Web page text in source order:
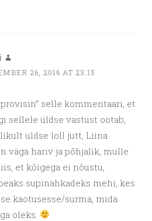
26, 2016 AT 23:15
selle kommentaari, et
sellele üldse vastust ootab,
üldse loll jutt, Liina
väga hariv ja põhjalik, mulle
et kõigega ei nõustu,
supinahkadeks mehi, kes
kaotusesse/surma, mida
oleks.